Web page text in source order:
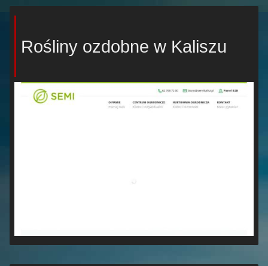
Rośliny ozdobne w Kaliszu